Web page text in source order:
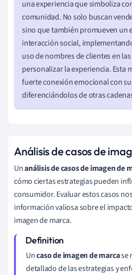
una experiencia que simboliza
comunidad. No solo buscan
sino que también promueven un
interacción social,
uso de nombres de clientes en
personalizar la experiencia. Esta
fuerte conexión emocional con
diferenciándolos de otras
Análisis de casos de
Unanálisis de casos de imagen de
cómo ciertas estrategias pueden
consumidor. Evaluar estos casos
información valiosa sobre el
imagen de marca.
Uncaso de imagen de marcase
detallado de las estrategias y